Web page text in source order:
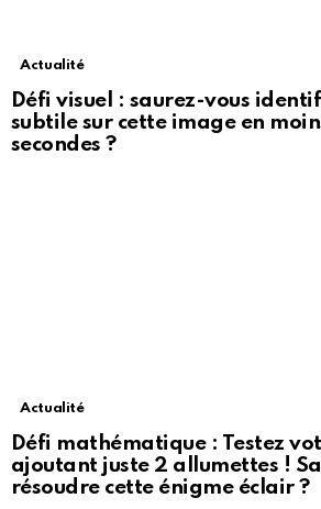
Actualité
Défi visuel : saurez-vous
subtile sur cette image en
secondes ?
Actualité
Défi mathématique : Testez
ajoutant juste 2 allumettes !
résoudre cette énigme éclair ?